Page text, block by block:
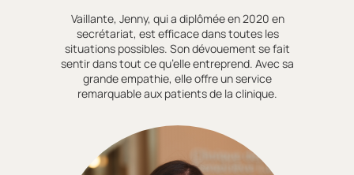
Vaillante, Jenny, qui a diplômée en 2020 en
secrétariat, est efficace dans toutes les
situations possibles. Son dévouement se fait
sentir dans tout ce qu’elle entreprend. Avec sa
grande empathie, elle offre un service
remarquable aux patients de la clinique.